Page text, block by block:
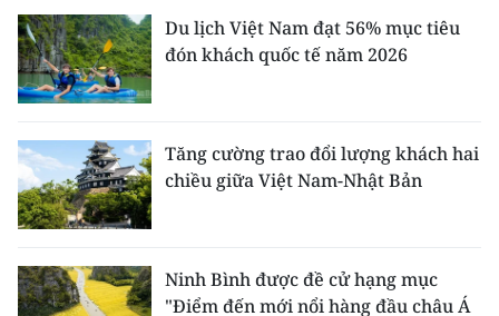
Du lịch Việt Nam đạt 56% mục tiêu
đón khách quốc tế năm 2026
Tăng cường trao đổi lượng khách hai
chiều giữa Việt Nam-Nhật Bản
Ninh Bình được đề cử hạng mục
"Điểm đến mới nổi hàng đầu châu Á